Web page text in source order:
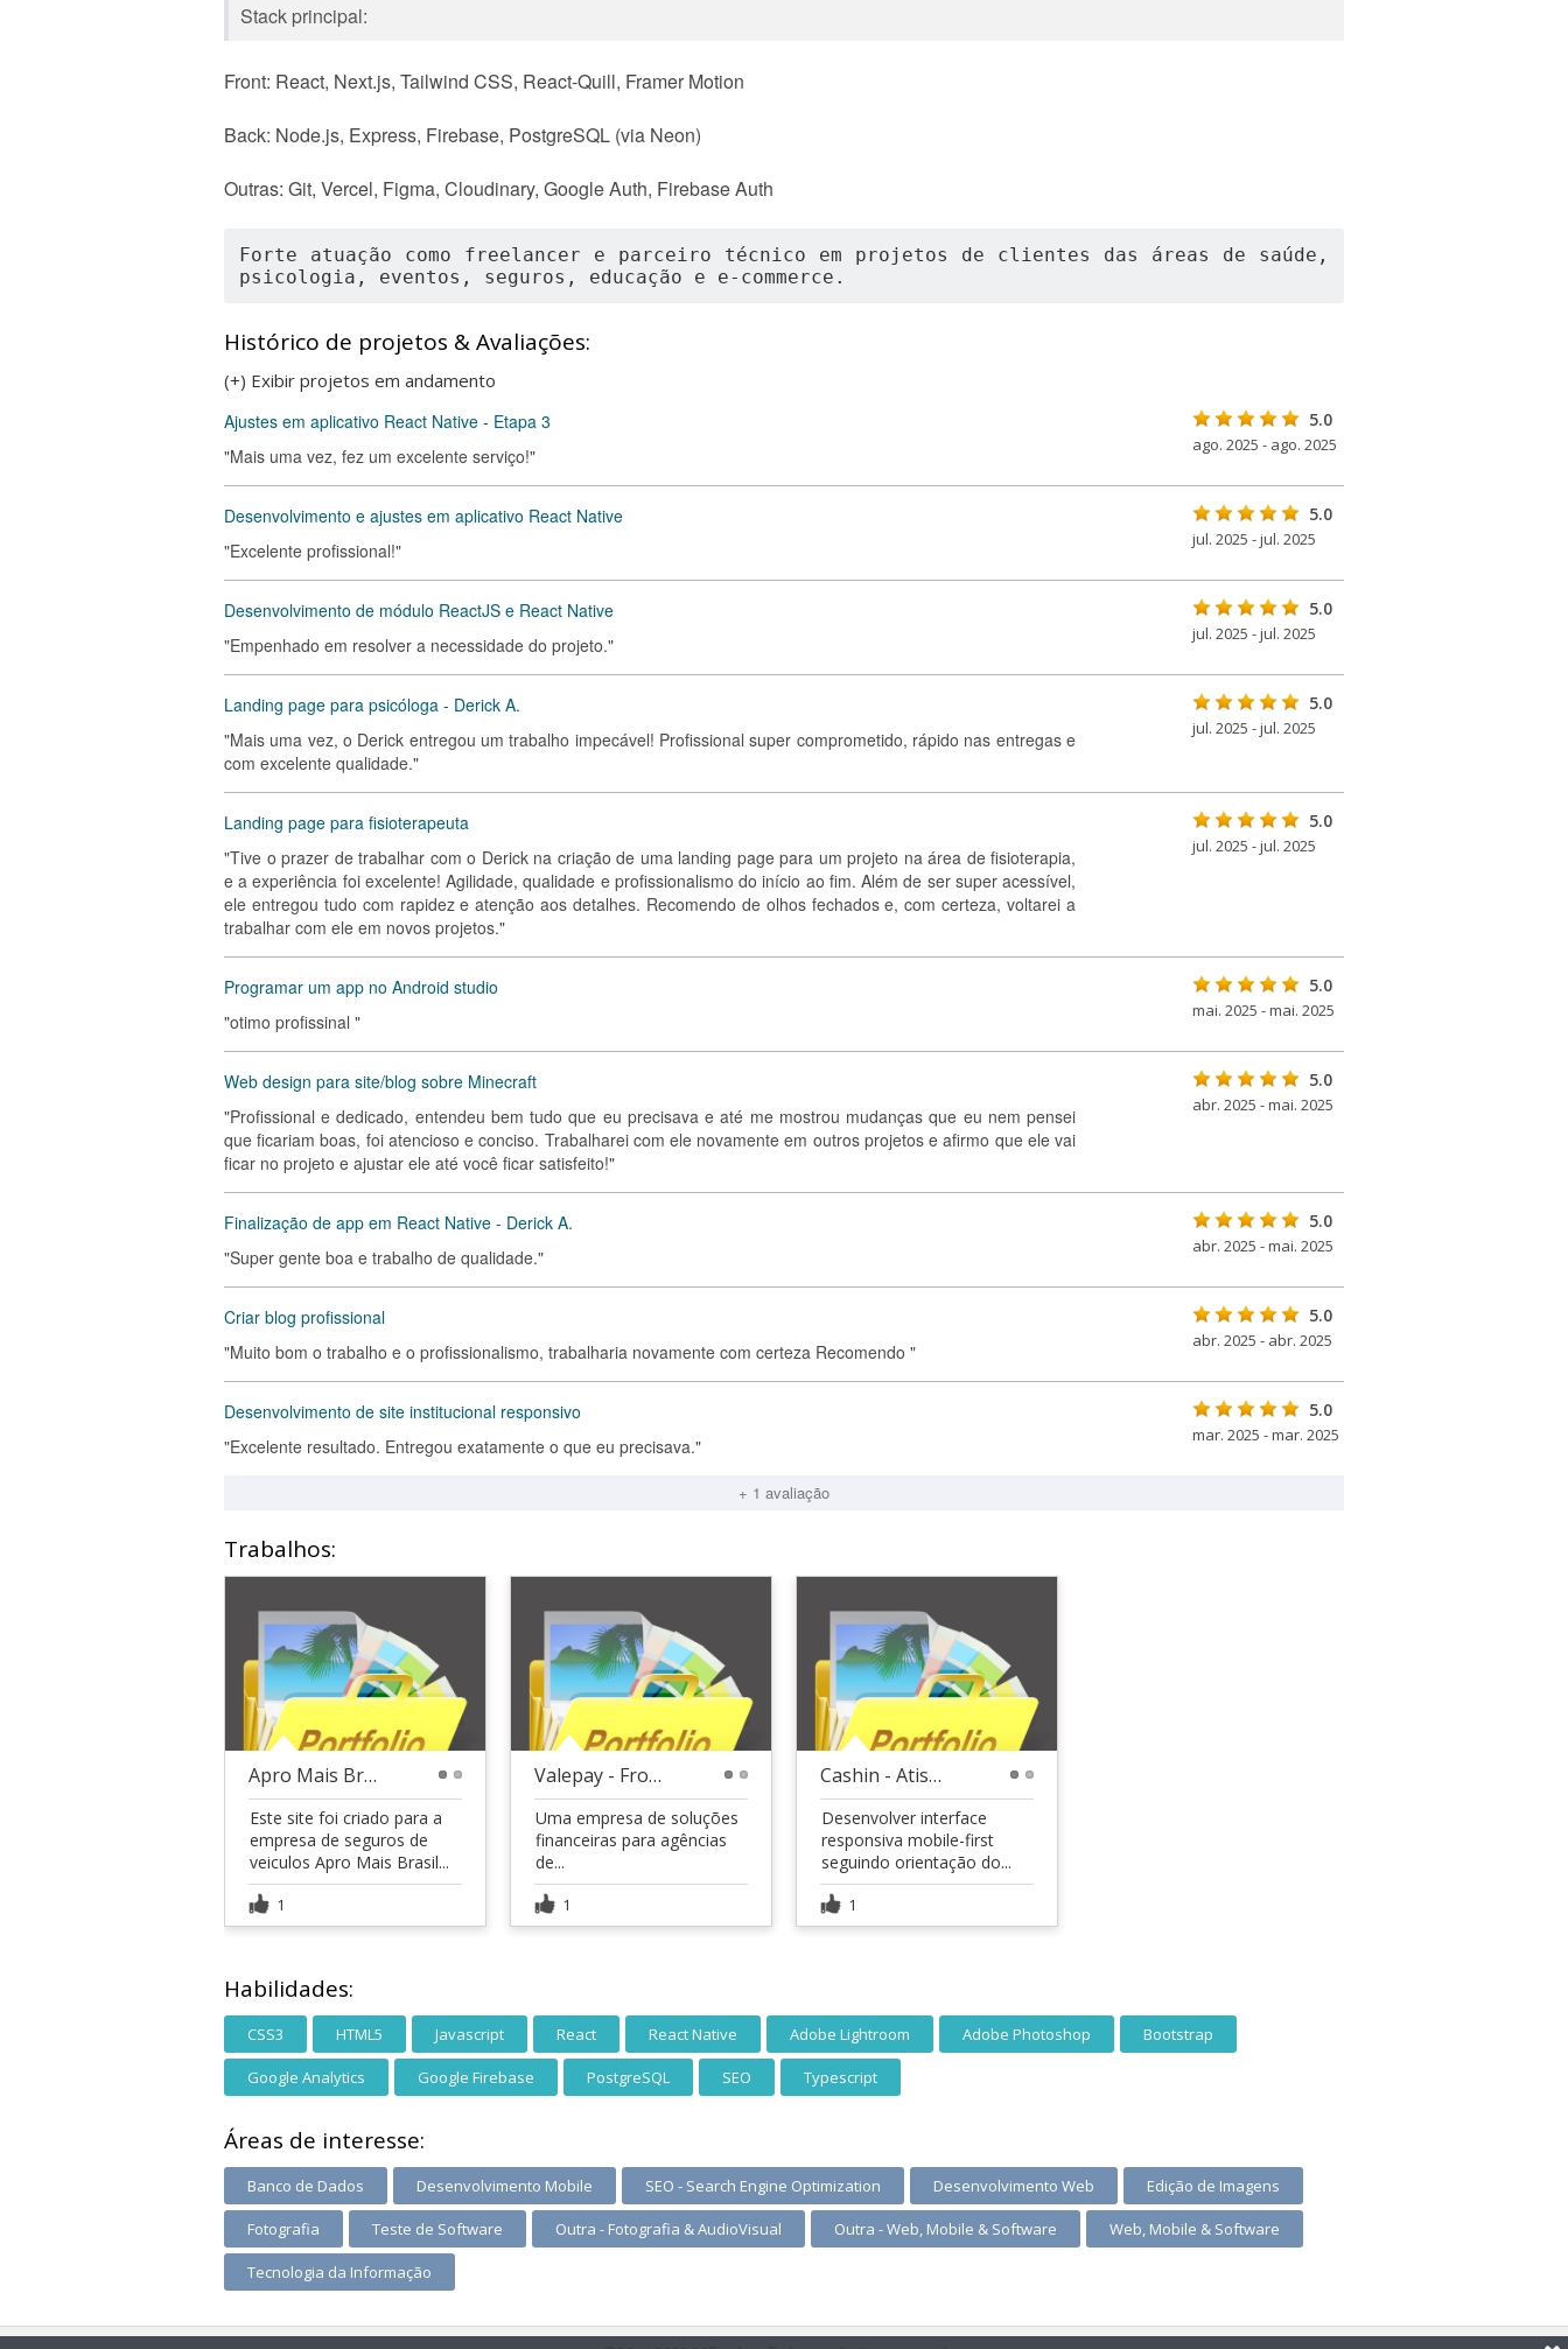
Stack principal:
Front: React, Next.js, Tailwind CSS, React-Quill, Framer Motion
Back: Node.js, Express, Firebase, PostgreSQL (via Neon)
Outras: Git, Vercel, Figma, Cloudinary, Google Auth, Firebase Auth
Forte atuação como freelancer e parceiro técnico em projetos de clientes das áreas de saúde,
psicologia, eventos, seguros, educação e e-commerce.
Histórico de projetos & Avaliações:
(+) Exibir projetos em andamento
Ajustes em aplicativo React Native - Etapa 3
"Mais uma vez, fez um excelente serviço!"
5.0
ago. 2025 - ago. 2025
Desenvolvimento e ajustes em aplicativo React Native
"Excelente profissional!"
5.0
jul. 2025 - jul. 2025
Desenvolvimento de módulo ReactJS e React Native
"Empenhado em resolver a necessidade do projeto."
5.0
jul. 2025 - jul. 2025
Landing page para psicóloga - Derick A.
"Mais uma vez, o Derick entregou um trabalho impecável! Profissional super comprometido, rápido nas entregas e
com excelente qualidade."
5.0
jul. 2025 - jul. 2025
Landing page para fisioterapeuta
"Tive o prazer de trabalhar com o Derick na criação de uma landing page para um projeto na área de fisioterapia,
e a experiência foi excelente! Agilidade, qualidade e profissionalismo do início ao fim. Além de ser super acessível,
ele entregou tudo com rapidez e atenção aos detalhes. Recomendo de olhos fechados e, com certeza, voltarei a
trabalhar com ele em novos projetos."
5.0
jul. 2025 - jul. 2025
Programar um app no Android studio
"otimo profissinal "
5.0
mai. 2025 - mai. 2025
Web design para site/blog sobre Minecraft
"Profissional e dedicado, entendeu bem tudo que eu precisava e até me mostrou mudanças que eu nem pensei
que ficariam boas, foi atencioso e conciso. Trabalharei com ele novamente em outros projetos e afirmo que ele vai
ficar no projeto e ajustar ele até você ficar satisfeito!"
5.0
abr. 2025 - mai. 2025
Finalização de app em React Native - Derick A.
"Super gente boa e trabalho de qualidade."
5.0
abr. 2025 - mai. 2025
Criar blog profissional
"Muito bom o trabalho e o profissionalismo, trabalharia novamente com certeza Recomendo "
5.0
abr. 2025 - abr. 2025
Desenvolvimento de site institucional responsivo
"Excelente resultado. Entregou exatamente o que eu precisava."
5.0
mar. 2025 - mar. 2025
+ 1 avaliação
Trabalhos:
Apro Mais Brasil
Este site foi criado para a
empresa de seguros de
veiculos Apro Mais Brasil...
1
Valepay - Front-end
Uma empresa de soluções
financeiras para agências
de...
1
Cashin - Atiswork - Techleader Frontend
Desenvolver interface
responsiva mobile-first
seguindo orientação do...
1
Habilidades:
CSS3 HTML5 Javascript React React Native Adobe Lightroom Adobe Photoshop Bootstrap
Google Analytics Google Firebase PostgreSQL SEO Typescript
Áreas de interesse:
Banco de Dados Desenvolvimento Mobile SEO - Search Engine Optimization Desenvolvimento Web Edição de Imagens
Fotografia Teste de Software Outra - Fotografia & AudioVisual Outra - Web, Mobile & Software Web, Mobile & Software
Tecnologia da Informação